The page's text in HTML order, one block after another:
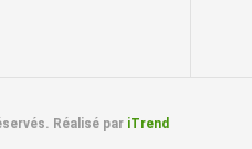
Réalisé par iTrend